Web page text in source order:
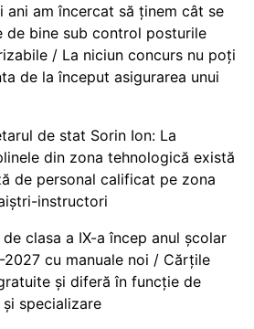
ani am încercat să ținem cât se
de bine sub control posturile
/ La niciun concurs nu poți
de la început asigurarea unui
de stat Sorin Ion: La
din zona tehnologică există
de personal calificat pe zona
instructori
de clasa a IX-a încep anul școlar
2027 cu manuale noi / Cărțile
și diferă în funcție de
specializare